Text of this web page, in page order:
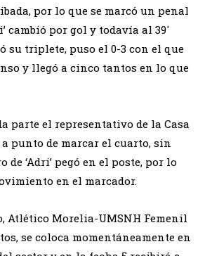
por lo que se marcó un penal
cambió por gol y todavía al 39′
su triplete, puso el 0-3 con el que
y llegó a cinco tantos en lo que
parte el representativo de la Casa
punto de marcar el cuarto, sin
de ‘Adri’ pegó en el poste, por lo
en el marcador.
Atlético Morelia-UMSNH Femenil
se coloca momentáneamente en